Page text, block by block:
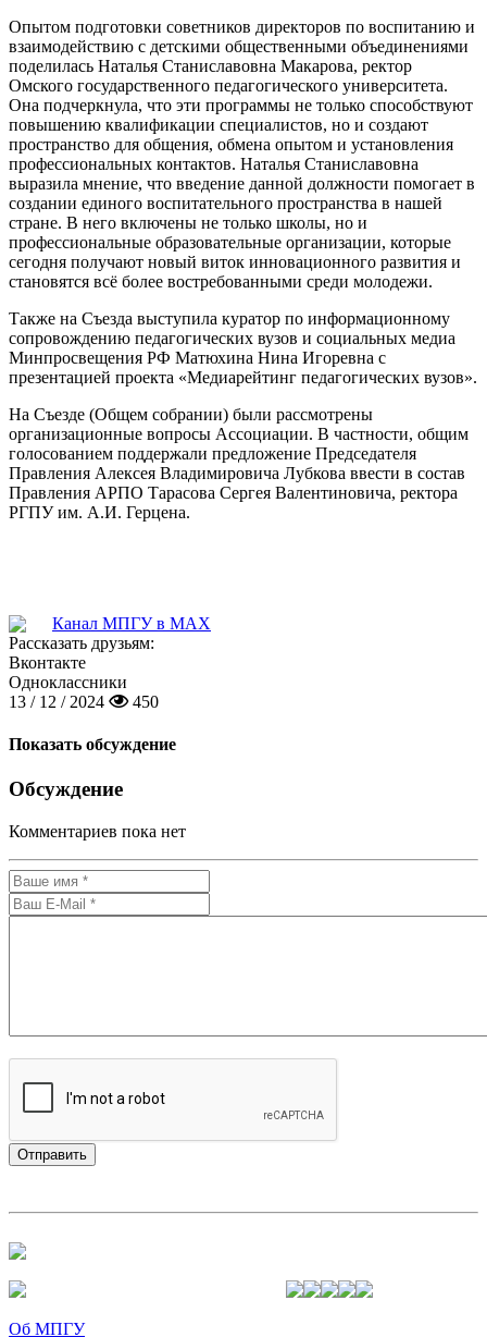
Опытом подготовки советников директоров по воспитанию и
взаимодействию с детскими общественными объединениями
поделилась Наталья Станиславовна Макарова, ректор
Омского государственного педагогического университета.
Она подчеркнула, что эти программы не только способствуют
повышению квалификации специалистов, но и создают
пространство для общения, обмена опытом и установления
профессиональных контактов. Наталья Станиславовна
выразила мнение, что введение данной должности помогает в
создании единого воспитательного пространства в нашей
стране. В него включены не только школы, но и
профессиональные образовательные организации, которые
сегодня получают новый виток инновационного развития и
становятся всё более востребованными среди молодежи.
Также на Съезда выступила куратор по информационному
сопровождению педагогических вузов и социальных медиа
Минпросвещения РФ Матюхина Нина Игоревна с
презентацией проекта «Медиарейтинг педагогических вузов».
На Съезде (Общем собрании) были рассмотрены
организационные вопросы Ассоциации. В частности, общим
голосованием поддержали предложение Председателя
Правления Алексея Владимировича Лубкова ввести в состав
Правления АРПО Тарасова Сергея Валентиновича, ректора
РГПУ им. А.И. Герцена.
Канал МПГУ в MAX
Рассказать друзьям:
Вконтакте
Одноклассники
13 / 12 / 2024
450
Показать обсуждение
Обсуждение
Комментариев пока нет
Об МПГУ